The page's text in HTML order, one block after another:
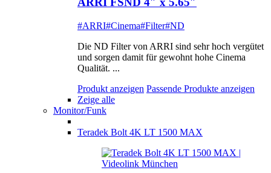
#ARRI#Cinema#Filter#ND
Die ND Filter von ARRI sind sehr hoch vergütet
und sorgen damit für gewohnt hohe Cinema
Qualität. ...
Produkt anzeigen Passende Produkte anzeigen
Zeige alle
Monitor/Funk
Teradek Bolt 4K LT 1500 MAX